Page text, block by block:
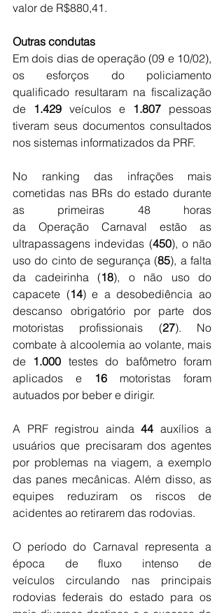
valor de R$880,41.
Outras condutas
Em dois dias de operação (09 e 10/02),
os esforços do policiamento
qualificado resultaram na fiscalização
de 1.429 veículos e 1.807 pessoas
tiveram seus documentos consultados
nos sistemas informatizados da PRF.
No ranking das infrações mais
cometidas nas BRs do estado durante
as primeiras 48 horas
da Operação Carnaval estão as
ultrapassagens indevidas (450), o não
uso do cinto de segurança (85), a falta
da cadeirinha (18), o não uso do
capacete (14) e a desobediência ao
descanso obrigatório por parte dos
motoristas profissionais (27). No
combate à alcoolemia ao volante, mais
de 1.000 testes do bafômetro foram
aplicados e 16 motoristas foram
autuados por beber e dirigir.
A PRF registrou ainda 44 auxílios a
usuários que precisaram dos agentes
por problemas na viagem, a exemplo
das panes mecânicas. Além disso, as
equipes reduziram os riscos de
acidentes ao retirarem das rodovias.
O período do Carnaval representa a
época de fluxo intenso de
veículos circulando nas principais
rodovias federais do estado para os